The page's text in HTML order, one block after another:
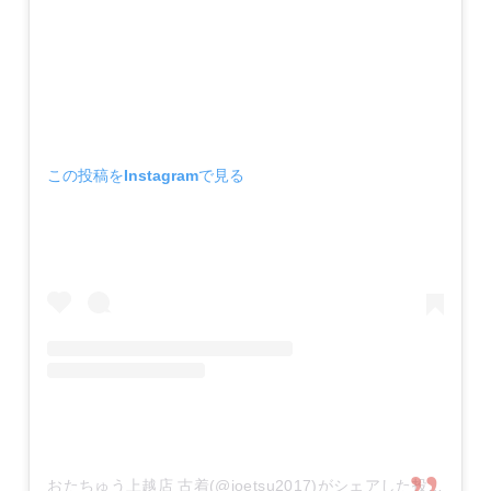
この投稿をInstagramで見る
おたちゅう上越店 古着(@joetsu2017)がシェアした投稿